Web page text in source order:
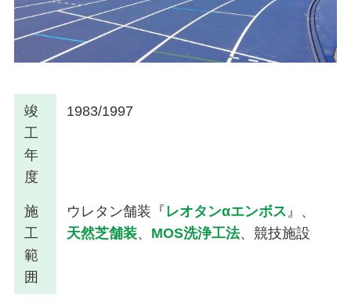
竣
工
年
度
1983/1997
施
工
範
囲
ウレタン舗装『 レオタンαエンボス』、
天然芝舗装、 MOS洗浄工法、競技施設